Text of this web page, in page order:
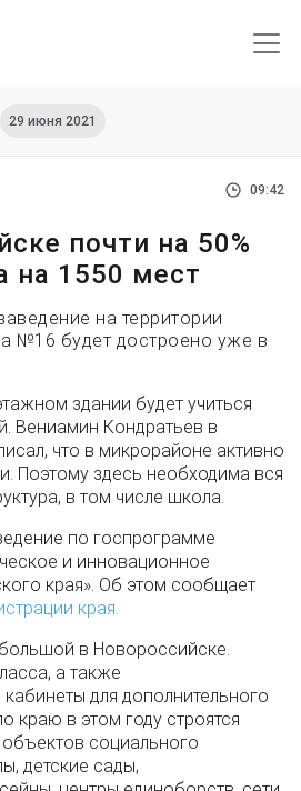
29 июня 2021
09:42
почти на 50%
на 1550 мест
на территории
№16 будет достроено уже в
здании будет учиться
Вениамин Кондратьев в
что в микрорайоне активно
Поэтому здесь необходима вся
в том числе школа.
по госпрограмме
и инновационное
края». Об этом сообщает
края.
в Новороссийске.
а также
для дополнительного
краю в этом году строятся
социального
детские сады,